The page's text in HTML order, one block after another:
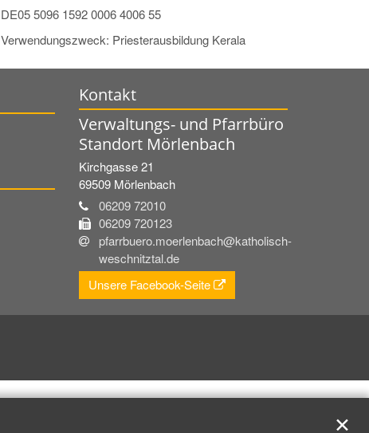
DE05 5096 1592 0006 4006 55
Verwendungszweck: Priesterausbildung Kerala
Kontakt
Verwaltungs- und Pfarrbüro
Standort Mörlenbach
Kirchgasse 21
69509 Mörlenbach
06209 72010
06209 720123
pfarrbuero.moerlenbach@katholisch-
weschnitztal.de
Unsere Facebook-Seite
✕